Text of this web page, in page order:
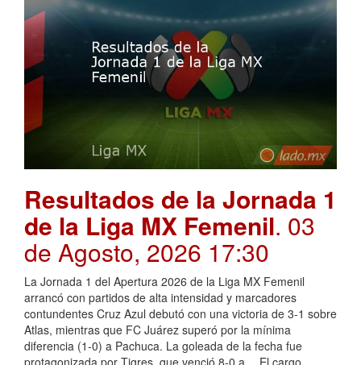
Resultados de la Jornada 1
de la Liga MX Femenil. 03
de Agosto, 2026 17:30
La Jornada 1 del Apertura 2026 de la Liga MX Femenil
arrancó con partidos de alta intensidad y marcadores
contundentes Cruz Azul debutó con una victoria de 3-1 sobre
Atlas, mientras que FC Juárez superó por la mínima
diferencia (1-0) a Pachuca. La goleada de la fecha fue
protagonizada por Tigres, que venció 8-0 a …El cargo